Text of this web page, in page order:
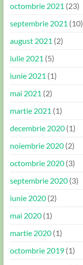
octombrie 2021 (23)
septembrie 2021 (10)
august 2021 (2)
iulie 2021 (5)
iunie 2021 (1)
mai 2021 (2)
martie 2021 (1)
decembrie 2020(1)
noiembrie 2020(2)
octombrie 2020(3)
septembrie 2020(3)
iunie 2020(2)
mai 2020(1)
martie 2020(1)
octombrie 2019(1)